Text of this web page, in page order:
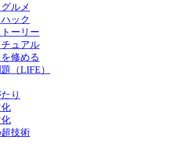
ルメ
ック
ーリー
ュアル
修める
（LIFE）
り
技術